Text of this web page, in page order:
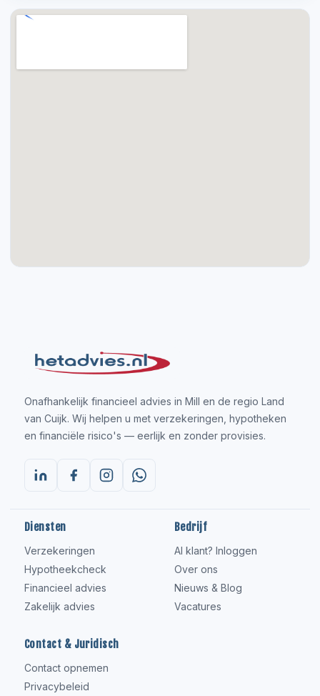
Onafhankelijk financieel advies in Mill en de regio Land
van Cuijk. Wij helpen u met verzekeringen, hypotheken
en financiële risico's — eerlijk en zonder provisies.
Diensten
Verzekeringen
Hypotheekcheck
Financieel advies
Zakelijk advies
Bedrijf
Al klant? Inloggen
Over ons
Nieuws & Blog
Vacatures
Contact & Juridisch
Contact opnemen
Privacybeleid